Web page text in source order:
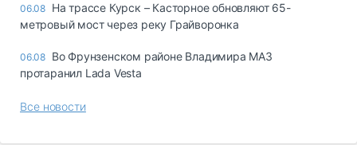
06.08 На трассе Курск – Касторное обновляют 65-
метровый мост через реку Грайворонка
06.08 Во Фрунзенском районе Владимира МАЗ
протаранил Lada Vesta
Все новости